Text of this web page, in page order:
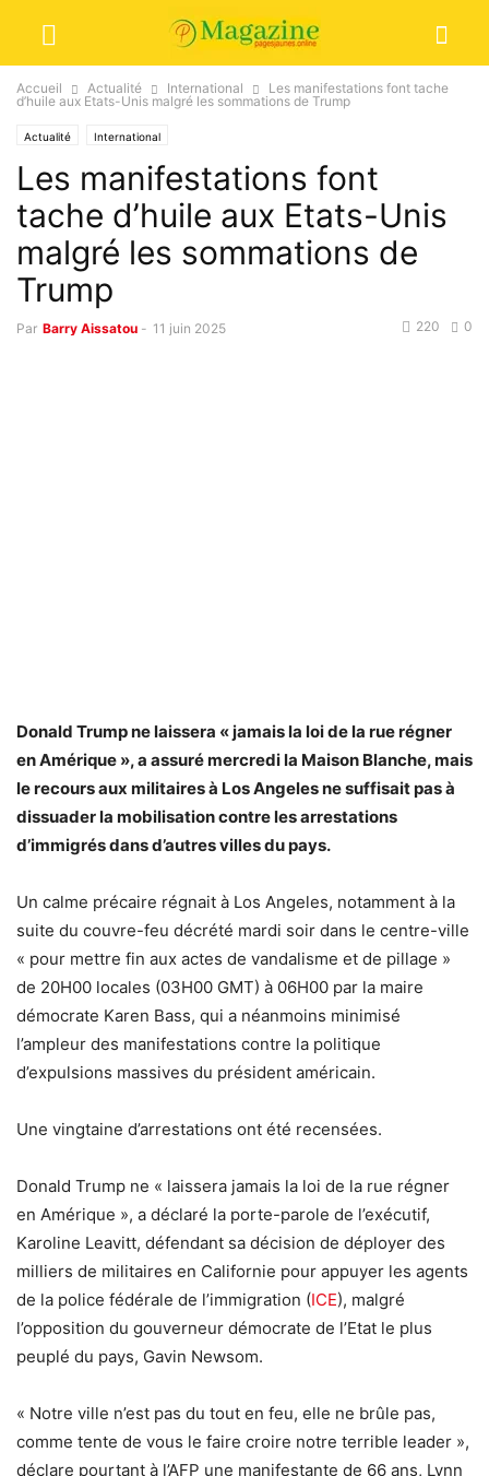
Accueil Actualité International
Les manifestations font tache
d’huile aux Etats-Unis malgré les sommations de Trump
Actualité International
Les manifestations font
tache d’huile aux Etats-Unis
malgré les sommations de
Trump
Par Barry Aissatou - 11 juin 2025 0
220
Donald Trump ne laissera « jamais la loi de la rue régner
en Amérique », a assuré mercredi la Maison Blanche, mais
le recours aux militaires à Los Angeles ne suffisait pas à
dissuader la mobilisation contre les arrestations
d’immigrés dans d’autres villes du pays.
Un calme précaire régnait à Los Angeles, notamment à la
suite du couvre-feu décrété mardi soir dans le centre-ville
« pour mettre fin aux actes de vandalisme et de pillage »
de 20H00 locales (03H00 GMT) à 06H00 par la maire
démocrate Karen Bass, qui a néanmoins minimisé
l’ampleur des manifestations contre la politique
d’expulsions massives du président américain.
Une vingtaine d’arrestations ont été recensées.
Donald Trump ne « laissera jamais la loi de la rue régner
en Amérique », a déclaré la porte-parole de l’exécutif,
Karoline Leavitt, défendant sa décision de déployer des
milliers de militaires en Californie pour appuyer les agents
de la police fédérale de l’immigration (ICE), malgré
l’opposition du gouverneur démocrate de l’Etat le plus
peuplé du pays, Gavin Newsom.
« Notre ville n’est pas du tout en feu, elle ne brûle pas,
comme tente de vous le faire croire notre terrible leader »,
déclare pourtant à l’AFP une manifestante de 66 ans, Lynn